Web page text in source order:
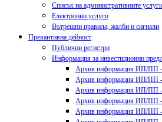
Списък на административните услуги
Електронни услуги
Вътрешни правила, жалби и сигнали
Превантивна дейност
Публични регистри
Информация за инвестиционни
Архив информация ИП/ПП -
Архив информация ИП/ПП -
Архив информация ИП/ПП -
Архив информация ИП/ПП -
Архив информация ИП/ПП -